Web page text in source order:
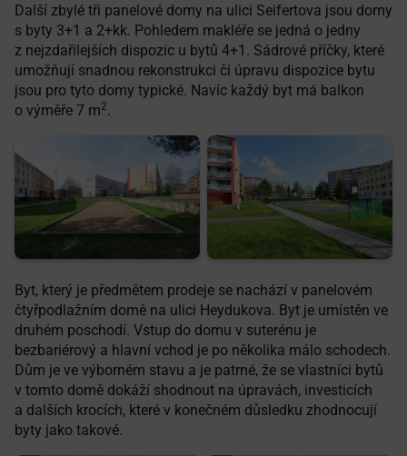
Další zbylé tři panelové domy na ulici Seifertova jsou domy
s byty 3+1 a 2+kk. Pohledem makléře se jedná o jedny
z nejzdařilejších dispozic u bytů 4+1. Sádrové příčky, které
umožňují snadnou rekonstrukci či úpravu dispozice bytu
jsou pro tyto domy typické. Navíc každý byt má balkon
o výměře 7 m2.
Byt, který je předmětem prodeje se nachází v panelovém
čtyřpodlažním domě na ulici Heydukova. Byt je umístěn ve
druhém poschodí. Vstup do domu v suterénu je
bezbariérový a hlavní vchod je po několika málo schodech.
Dům je ve výborném stavu a je patrné, že se vlastníci bytů
v tomto domě dokáží shodnout na úpravách, investicích
a dalších krocích, které v konečném důsledku zhodnocují
byty jako takové.